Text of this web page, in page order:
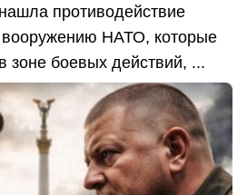
противодействие
вооружению НАТО, которые
зоне боевых действий, ...